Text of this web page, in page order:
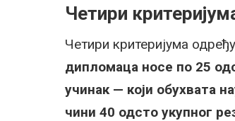
Четири
Четири критеријума
дипломаца носе по 25
учинак — који обухвата
чини 40 одсто укупног